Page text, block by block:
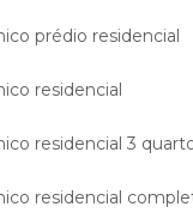
prédio residencial
residencial
residencial 3
residencial